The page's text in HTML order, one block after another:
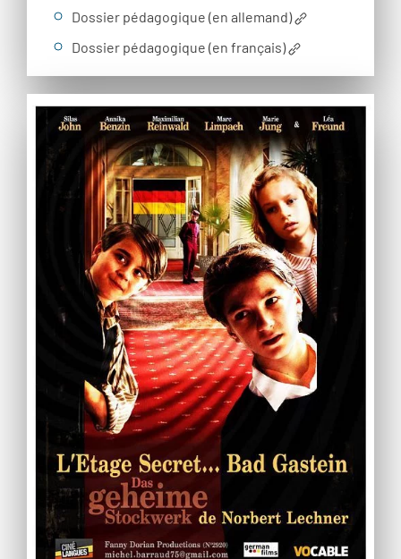
Dossier pédagogique (en allemand)
Dossier pédagogique (en français)